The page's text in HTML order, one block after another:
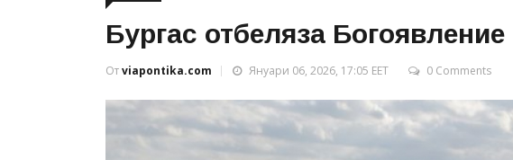
Бургас отбеляза Богоявление
Отviapontika.com Януари 06, 2026, 17:05 EET 0 Comments